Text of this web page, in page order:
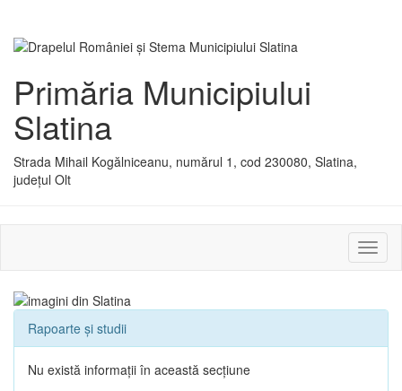
Primăria Municipiului
Slatina
Strada Mihail Kogălniceanu, numărul 1, cod 230080, Slatina,
județul Olt
sau
Rapoarte și studii
Nu există informații în această secțiune